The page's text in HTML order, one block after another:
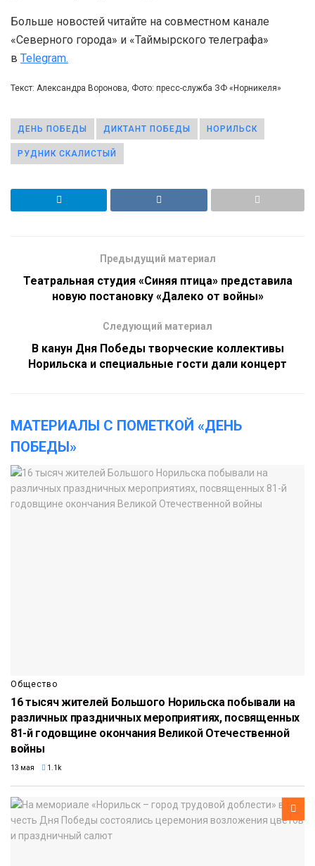
Больше новостей читайте на совместном канале
«Северного города» и «Таймырского телеграфа»
в Telegram.
Текст: Александра Воронова, Фото: пресс-служба ЗФ «Норникеля»
ДЕНЬ ПОБЕДЫ ДИКТАНТ ПОБЕДЫ НОРИЛЬСК
РУДНИК СКАЛИСТЫЙ
Предыдущий материал
Театральная студия «Синяя птица» представила
новую постановку «Далеко от войны»
Следующий материал
В канун Дня Победы творческие коллективы
Норильска и специальные гости дали концерт
МАТЕРИАЛЫ С ПОМЕТКОЙ «ДЕНЬ
ПОБЕДЫ»
Общество
16 тысяч жителей Большого Норильска побывали на
различных праздничных мероприятиях, посвященных
81-й годовщине окончания Великой Отечественной
войны
13 мая 1.1k